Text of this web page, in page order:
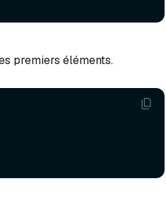
premiers éléments.